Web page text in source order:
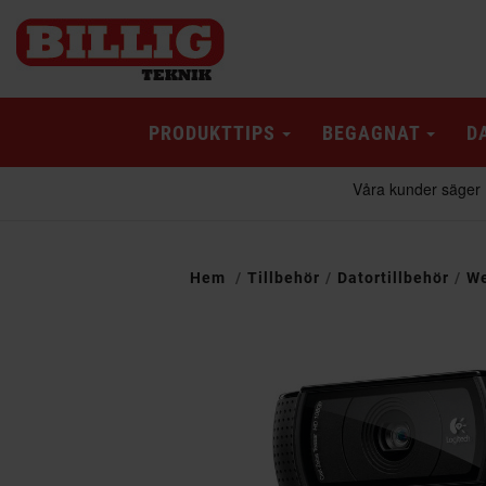
PRODUKTTIPS BEGAGNAT
Hem Tillbehör Datortillbehör